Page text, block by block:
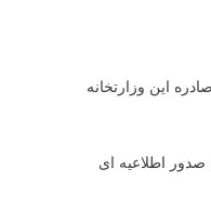
این وزارتخانه
و اطلاع رسانی وزارت فرهنگ و ارشاد اسلامی روز چهارشنبه ۲۸ اسفند با صدور اطلاعیه ای